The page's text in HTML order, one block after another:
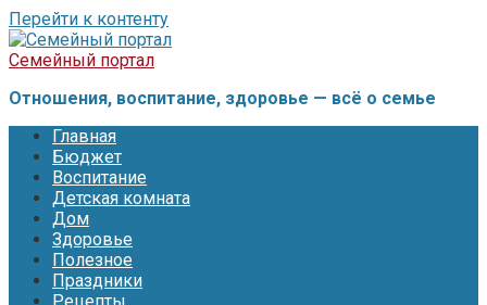
Перейти к контенту
Семейный портал
Отношения, воспитание, здоровье — всё о семье
Главная
Бюджет
Воспитание
Детская комната
Дом
Здоровье
Полезное
Праздники